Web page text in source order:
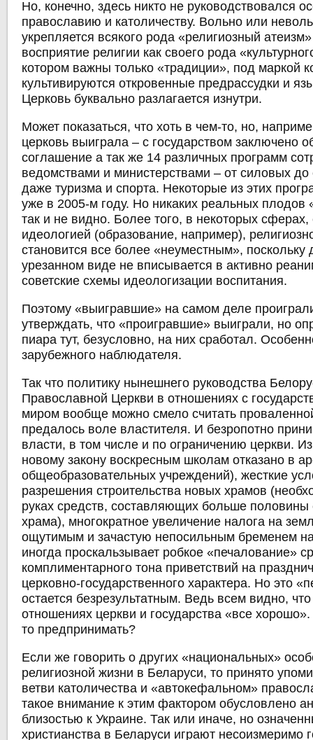
Но, конечно, здесь никто не руководствовался
православию и католичеству. Вольно или
укрепляется всякого рода «религиозный
восприятие религии как своего рода
котором важны только «традиции», под маркой
культивируются откровенные предрассудки и
Церковь буквально разлагается изнутри.
Может показаться, что хоть в чем-то, но,
церковь выиграла –с государством заключено
соглашение а так же 14 различных программ
ведомствами и министерствами – от силовых до
даже туризма и спорта. Некоторые из этих
уже в 2005-м году. Но никаких реальных плодов
так и не видно. Более того, в некоторых сферах,
идеологией (образование, например),
становится все более «неуместным»,
урезанном виде не вписывается в активно
советские схемы идеологизации воспитания.
Поэтому «выигравшие» на самом деле
утверждать, что «проигравшие» выиграли, но
пиара тут, безусловно, на них сработал.
зарубежного наблюдателя.
Так что политику нынешнего руководства
Православной Церкви в отношениях с
миром вообще можно смело считать
предалось воле властителя. И безропотно
власти, в том числе и по ограничению церкви.
новому закону воскресным школам отказано в
общеобразовательных учреждений), жесткие
разрешения строительства новых храмов
руках средств, составляющих больше половины
храма), многократное увеличение налога на
ощутимым и зачастую непосильным бременем
иногда проскальзывает робкое «печалование»
комплиментарного тона приветствий на
церковно-государственного характера. Но это
остается безрезультатным. Ведь всем видно,
отношениях церкви и государства «все
то предпринимать?
Если же говорить о других «национальных»
религиозной жизни в Беларуси, то принято
ветви католичества и «автокефальном»
такое внимание к этим фактором обусловлено
близостью к Украине. Так или иначе, но
христианства в Беларуси играют несоизмеримо